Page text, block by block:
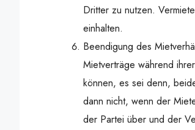
Dritter zu nutzen.
einhalten.
Beendigung des
Mietverträge während
können, es sei denn,
dann nicht, wenn der
der Partei über und der